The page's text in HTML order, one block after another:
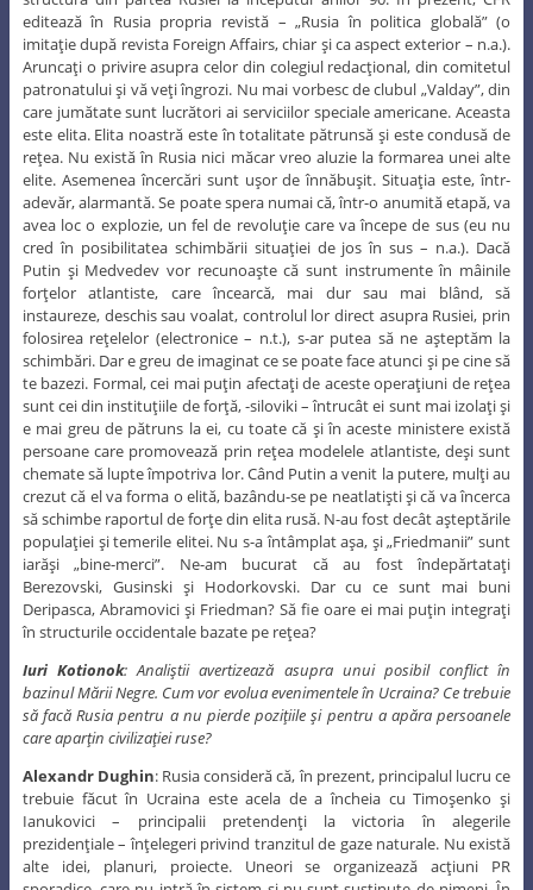
editează în Rusia propria revistă – „Rusia în politica globală” (o
imitaţie după revista Foreign Affairs, chiar şi ca aspect exterior – n.a.).
Aruncaţi o privire asupra celor din colegiul redacţional, din comitetul
patronatului şi vă veţi îngrozi. Nu mai vorbesc de clubul „Valday”, din
care jumătate sunt lucrători ai serviciilor speciale americane. Aceasta
este elita. Elita noastră este în totalitate pătrunsă şi este condusă de
reţea. Nu există în Rusia nici măcar vreo aluzie la formarea unei alte
elite. Asemenea încercări sunt uşor de înnăbuşit. Situaţia este, într-
adevăr, alarmantă. Se poate spera numai că, într-o anumită etapă, va
avea loc o explozie, un fel de revoluţie care va începe de sus (eu nu
cred în posibilitatea schimbării situaţiei de jos în sus – n.a.). Dacă
Putin şi Medvedev vor recunoaşte că sunt instrumente în mâinile
forţelor atlantiste, care încearcă, mai dur sau mai blând, să
instaureze, deschis sau voalat, controlul lor direct asupra Rusiei, prin
folosirea reţelelor (electronice – n.t.), s-ar putea să ne aşteptăm la
schimbări. Dar e greu de imaginat ce se poate face atunci şi pe cine să
te bazezi. Formal, cei mai puţin afectaţi de aceste operaţiuni de reţea
sunt cei din instituţiile de forţă, -siloviki – întrucât ei sunt mai izolaţi şi
e mai greu de pătruns la ei, cu toate că şi în aceste ministere există
persoane care promovează prin reţea modelele atlantiste, deşi sunt
chemate să lupte împotriva lor. Când Putin a venit la putere, mulţi au
crezut că el va forma o elită, bazându-se pe neatlatişti şi că va încerca
să schimbe raportul de forţe din elita rusă. N-au fost decât aşteptările
populaţiei şi temerile elitei. Nu s-a întâmplat aşa, şi „Friedmanii” sunt
iarăşi „bine-merci”. Ne-am bucurat că au fost îndepărtataţi
Berezovski, Gusinski şi Hodorkovski. Dar cu ce sunt mai buni
Deripasca, Abramovici şi Friedman? Să fie oare ei mai puţin integraţi
în structurile occidentale bazate pe reţea?
Iuri Kotionok: Analiştii avertizează asupra unui posibil conflict în
bazinul Mării Negre. Cum vor evolua evenimentele în Ucraina? Ce trebuie
să facă Rusia pentru a nu pierde poziţiile şi pentru a apăra persoanele
care aparţin civilizaţiei ruse?
Alexandr Dughin: Rusia consideră că, în prezent, principalul lucru ce
trebuie făcut în Ucraina este acela de a încheia cu Timoşenko şi
Ianukovici – principalii pretendenţi la victoria în alegerile
prezidenţiale – înţelegeri privind tranzitul de gaze naturale. Nu există
alte idei, planuri, proiecte. Uneori se organizează acţiuni PR